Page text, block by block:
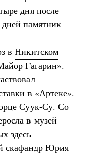
дня после
памятник
в Никитском
Гагарин».
в «Артеке».
Суук-Су. Со
в музей
здесь
скафандр Юрия